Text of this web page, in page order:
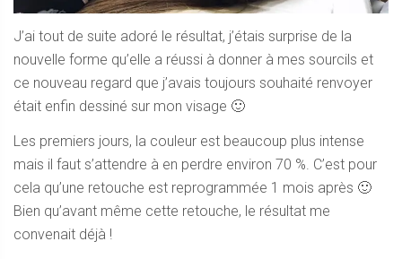
J’ai tout de suite adoré le résultat, j’étais surprise de la
nouvelle forme qu’elle a réussi à donner à mes sourcils et
ce nouveau regard que j’avais toujours souhaité renvoyer
était enfin dessiné sur mon visage 🙂
Les premiers jours, la couleur est beaucoup plus intense
mais il faut s’attendre à en perdre environ 70 %. C’est pour
cela qu’une retouche est reprogrammée 1 mois après 🙂
Bien qu’avant même cette retouche, le résultat me
convenait déjà !